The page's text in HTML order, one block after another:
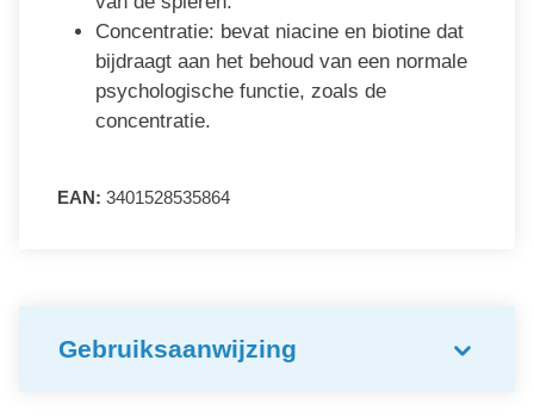
Concentratie: bevat niacine en biotine dat
bijdraagt aan het behoud van een normale
psychologische functie, zoals de
concentratie.
EAN: 3401528535864
Gebruiksaanwijzing